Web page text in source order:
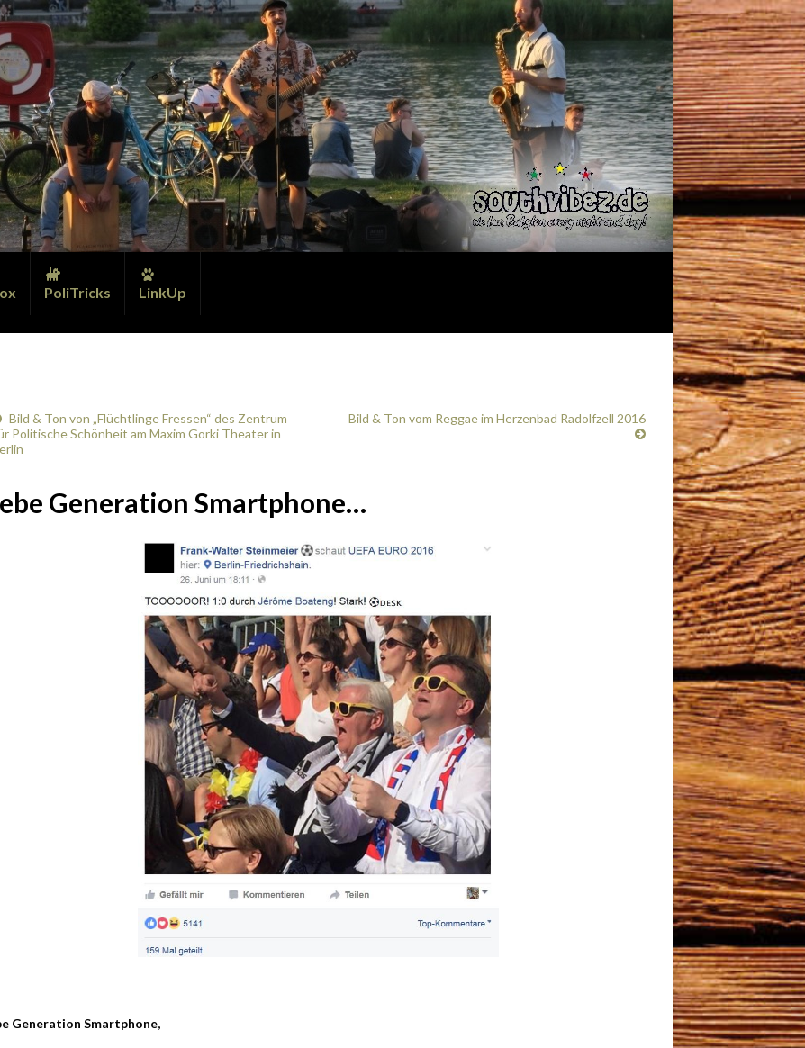
PoliTricks LinkUp
Bild & Ton von „Flüchtlinge Fressen“ des Zentrum
Politische Schönheit am Maxim Gorki Theater in
Bild & Ton vom Reggae im Herzenbad Radolfzell 2016
Generation Smartphone…
Generation Smartphone,